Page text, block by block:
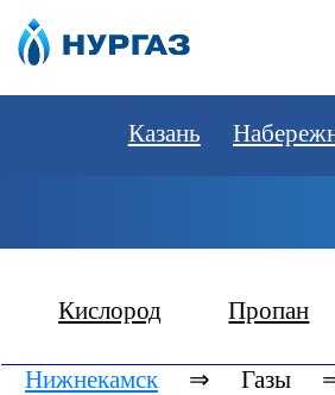
Казань
Кислород Пропан
Нижнекамск ⇒ Газы